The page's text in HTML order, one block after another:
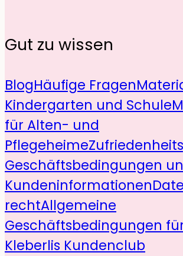
Gut zu wissen
BlogHäufige Fragen
Kindergarten und Schule
für Alten- und
Pflegeheime
Geschäftsbedingungen
Kundeninformationen
rechtAllgemeine
Geschäftsbedingungen
Kleberlis Kundenclub